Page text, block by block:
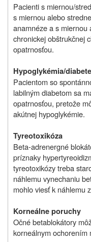
Pacienti s miernou/
s miernou alebo
anamnéze a s miernou
chronickej obštrukčnej
opatrnosťou.
Hypoglykémia/
Pacientom so
labilným diabetom sa
opatrnosťou, pretože
akútnej hypoglykémie.
Tyreotoxikóza
Beta-adrenergné
príznaky
tyreotoxikózy treba
náhlemu vynechaniu
mohlo viesť k náhlemu
Korneálne poruchy
Očné betablokátory
korneálnym ochorením